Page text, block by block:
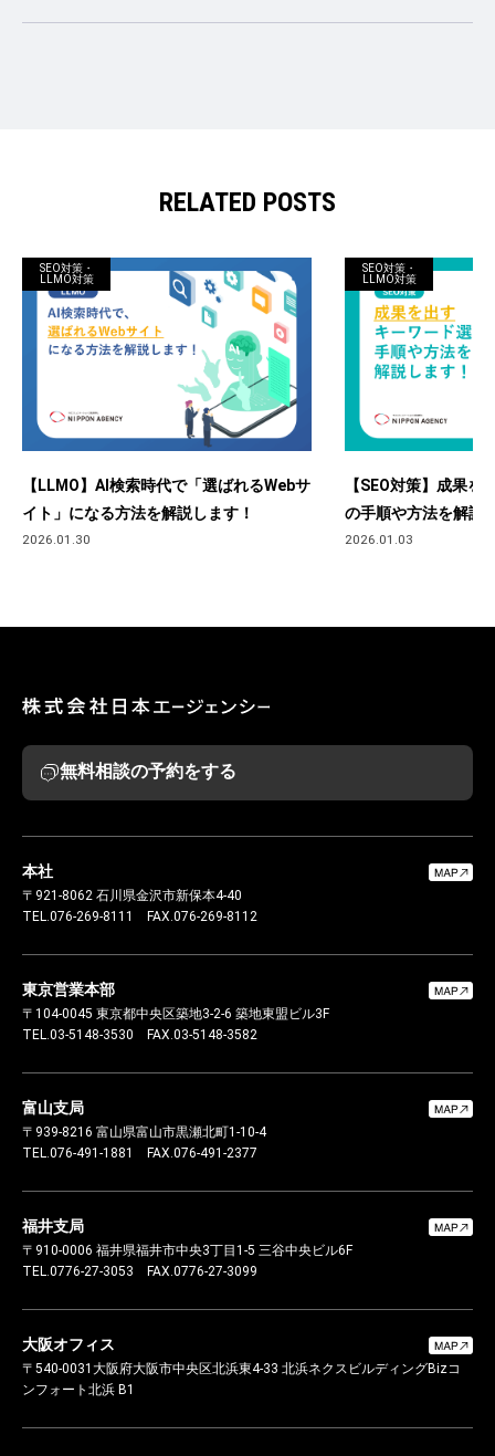
RELATED POSTS
SEO対策・
LLMO対策
【LLMO】AI検索時代で「選ばれるWebサ
イト」になる方法を解説します！
2026.01.30
SEO対策・
LLMO対策
【SEO対策】成果を
の手順や方法を解説
2026.01.03
無料相談の予約をする
本社
〒921-8062 石川県金沢市新保本4-40
TEL.076-269-8111
FAX.076-269-8112
東京営業本部
〒104-0045 東京都中央区築地3-2-6 築地東盟ビル3F
TEL.03-5148-3530
FAX.03-5148-3582
富山支局
〒939-8216 富山県富山市黒瀬北町1-10-4
TEL.076-491-1881
FAX.076-491-2377
福井支局
〒910-0006 福井県福井市中央3丁目1-5 三谷中央ビル6F
TEL.0776-27-3053
FAX.0776-27-3099
大阪オフィス
〒540-0031 大阪府大阪市中央区北浜東4-33 北浜ネクスビルディングBizコ
ンフォート北浜 B1